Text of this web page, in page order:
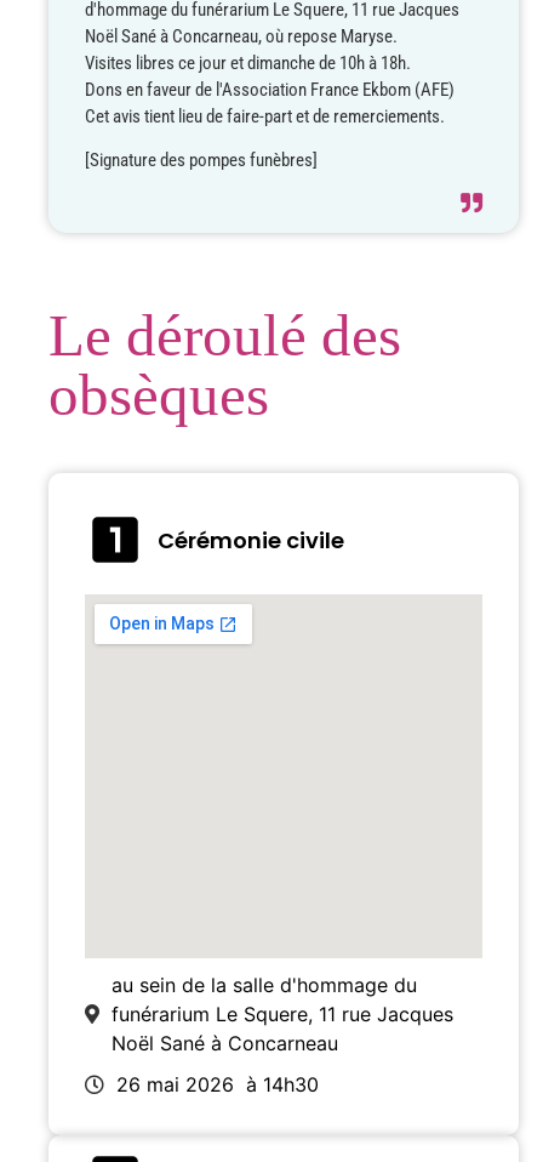
d'hommage du funérarium Le Squere, 11 rue Jacques
Noël Sané à Concarneau, où repose Maryse.
Visites libres ce jour et dimanche de 10h à 18h.
Dons en faveur de l'Association France Ekbom (AFE)
Cet avis tient lieu de faire-part et de remerciements.
[Signature des pompes funèbres]
Le déroulé des
obsèques
Cérémonie civile
au sein de la salle d'hommage du
funérarium Le Squere, 11 rue Jacques
Noël Sané à Concarneau
26 mai 2026 à 14h30